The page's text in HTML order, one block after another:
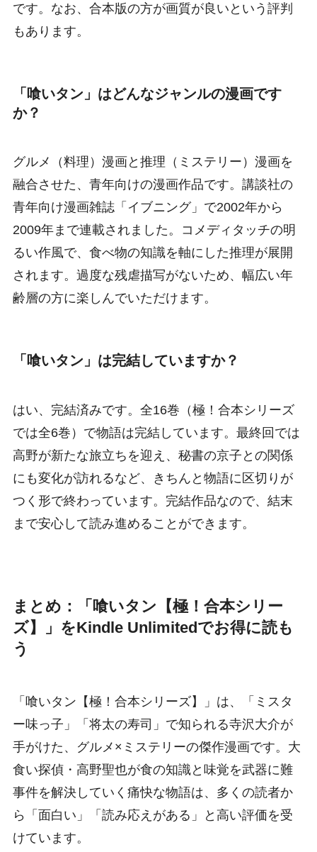
です。なお、合本版の方が画質が良いという評判
もあります。
「喰いタン」はどんなジャンルの漫画です
か？
グルメ（料理）漫画と推理（ミステリー）漫画を
融合させた、青年向けの漫画作品です。講談社の
青年向け漫画雑誌「イブニング」で2002年から
2009年まで連載されました。コメディタッチの明
るい作風で、食べ物の知識を軸にした推理が展開
されます。過度な残虐描写がないため、幅広い年
齢層の方に楽しんでいただけます。
「喰いタン」は完結していますか？
はい、完結済みです。全16巻（極！合本シリーズ
では全6巻）で物語は完結しています。最終回では
高野が新たな旅立ちを迎え、秘書の京子との関係
にも変化が訪れるなど、きちんと物語に区切りが
つく形で終わっています。完結作品なので、結末
まで安心して読み進めることができます。
まとめ：「喰いタン【極！合本シリー
ズ】」をKindle Unlimitedでお得に読も
う
「喰いタン【極！合本シリーズ】」は、「ミスタ
ー味っ子」「将太の寿司」で知られる寺沢大介が
手がけた、グルメ×ミステリーの傑作漫画です。大
食い探偵・高野聖也が食の知識と味覚を武器に難
事件を解決していく痛快な物語は、多くの読者か
ら「面白い」「読み応えがある」と高い評価を受
けています。